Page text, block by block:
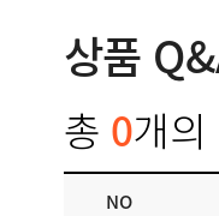
상품
총 0개
NO